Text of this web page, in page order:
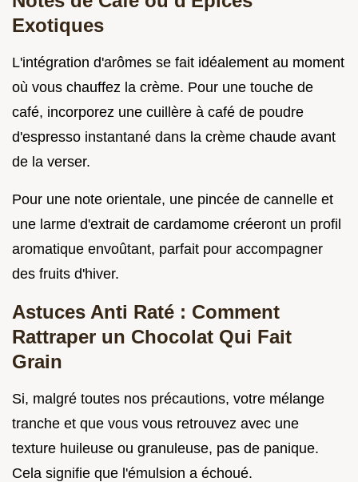
Exotiques
L'intégration d'arômes se fait idéalement au moment
où vous chauffez la crème. Pour une touche de
café, incorporez une cuillère à café de poudre
d'espresso instantané dans la crème chaude avant
de la verser.
Pour une note orientale, une pincée de cannelle et
une larme d'extrait de cardamome créeront un profil
aromatique envoûtant, parfait pour accompagner
des fruits d'hiver.
Astuces Anti Raté : Comment
Rattraper un Chocolat Qui Fait
Grain
Si, malgré toutes nos précautions, votre mélange
tranche et que vous vous retrouvez avec une
texture huileuse ou granuleuse, pas de panique.
Cela signifie que l'émulsion a échoué.